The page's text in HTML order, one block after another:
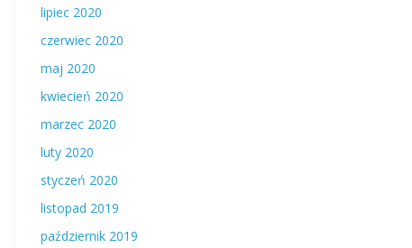
lipiec 2020
czerwiec 2020
maj 2020
kwiecień 2020
marzec 2020
luty 2020
styczeń 2020
listopad 2019
październik 2019